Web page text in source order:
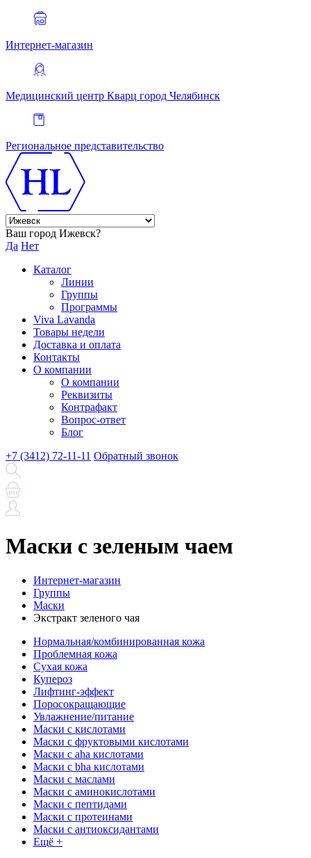
Интернет-магазин
Медицинский центр Кварц город Челябинск
Региональное представительство
Ваш город Ижевск?
Да Нет
Каталог
Линии
Группы
Программы
Viva Lavanda
Товары недели
Доставка и оплата
Контакты
О компании
О компании
Реквизиты
Контрафакт
Вопрос-ответ
Блог
+7 (3412) 72-11-11 Обратный звонок
Маски с зеленым чаем
Интернет-магазин
Группы
Маски
Экстракт зеленого чая
Нормальная/комбинированная кожа
Проблемная кожа
Сухая кожа
Купероз
Лифтинг-эффект
Поросокращающие
Увлажнение/питание
Маски с кислотами
Маски с фруктовыми кислотами
Маски с aha кислотами
Маски с bha кислотами
Маски с маслами
Маски с аминокислотами
Маски с пептидами
Маски с протеинами
Маски с антиоксидантами
Ещё +